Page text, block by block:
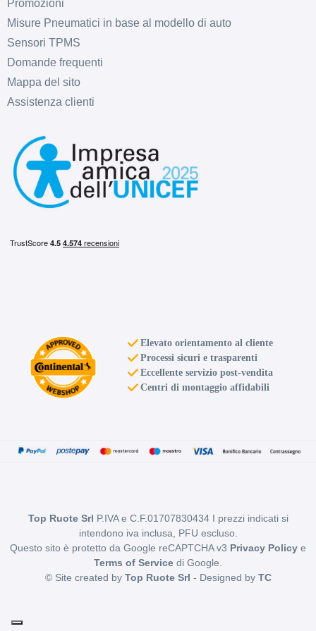
Promozioni
Misure Pneumatici in base al modello di auto
Sensori TPMS
Domande frequenti
Mappa del sito
Assistenza clienti
Elevato orientamento al cliente
Processi sicuri e trasparenti
Eccellente servizio post-vendita
Centri di montaggio affidabili
Top Ruote Srl P.IVA e C.F.01707830434 I prezzi indicati si
intendono iva inclusa, PFU escluso.
Questo sito è protetto da Google reCAPTCHA v3 Privacy Policy e
Terms of Service di Google.
© Site created by Top Ruote Srl - Designed by TC